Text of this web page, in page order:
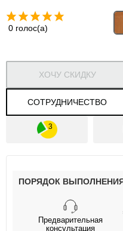
0 голос(а)
СОТРУДНИЧЕСТВО
ХОЧУ СКИДКУ
ПОРЯДОК
Предварительная
консультация